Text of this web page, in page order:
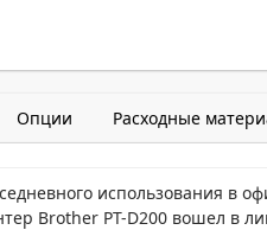
Опции Расходные
использования в
Brother PT-D200 вошел в